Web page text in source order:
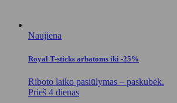
Naujiena
Royal T-sticks arbatoms iki -25%
Riboto laiko pasiūlymas – paskubėk.
Prieš 4 dienas